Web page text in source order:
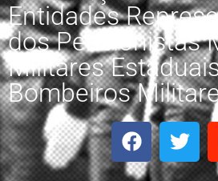
Entidades
dos Pensionistas
Militares
Bombeiros